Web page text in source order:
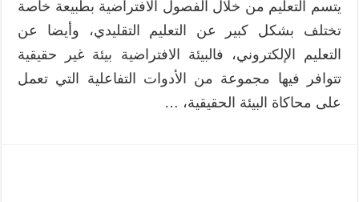
يتسم التعليم من خلال الفصول الافتراضية بطبيعة خاصة
تختلف بشكل كبير عن التعليم التقليدي، وأيضا عن
التعليم الإلكتروني، فالبيئة الافتراضية بيئة غير حقيقية
تتوافر فيها مجموعة من الأدوات التفاعلية التي تعمل
على محاكاة البيئة الحقيقية، …